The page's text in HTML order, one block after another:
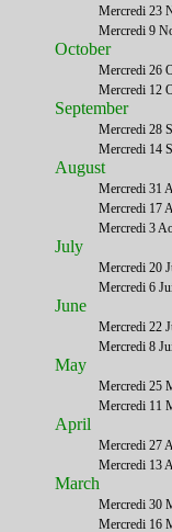
Mercredi 23
Mercredi 9
October
Mercredi 26
Mercredi 12
September
Mercredi 28
Mercredi 14
August
Mercredi 31
Mercredi 17
Mercredi 3
July
Mercredi 20
Mercredi 6
June
Mercredi 22
Mercredi 8
May
Mercredi 25
Mercredi 11
April
Mercredi 27
Mercredi 13
March
Mercredi 30
Mercredi 16